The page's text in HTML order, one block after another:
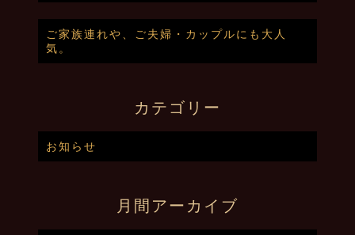
ご家族連れや、ご夫婦・カップルにも大人
気。
カテゴリー
お知らせ
月間アーカイブ